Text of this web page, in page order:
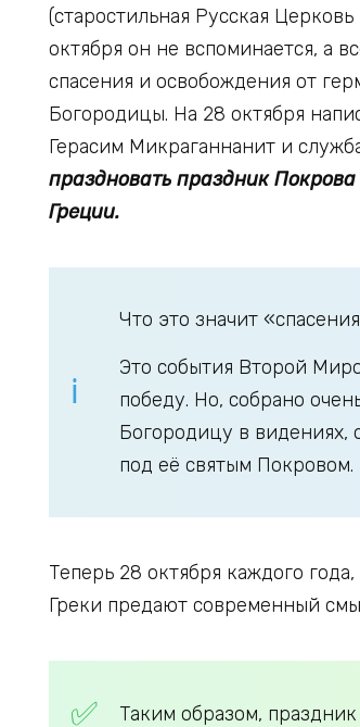
(старостильная Русская
октября он не вспоминается, а
спасения и освобождения от
Богородицы. На 28 октября
Герасим Микраганнанит и
праздновать праздник
Греции.
Что это значит
Это события Второй
победу. Но, собрано
Богородицу в видениях,
под её святым Покровом.
Теперь 28 октября каждого
Греки предают современный
Таким образом,